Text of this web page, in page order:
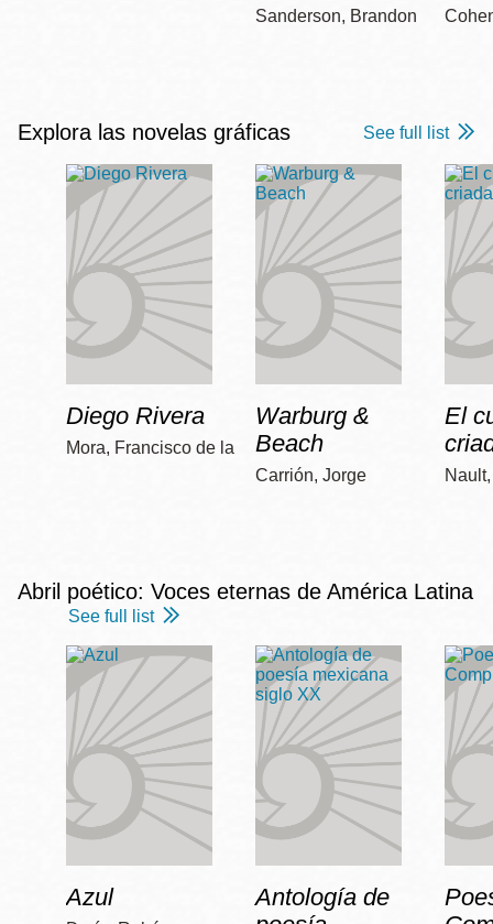
Sanderson, Brandon
Explora las novelas gráficas See full list
Diego Rivera
Mora, Francisco de la
Warburg &
Beach
Carrión, Jorge
El
Abril poético: Voces eternas de América Latina
See full list
Azul
Antología de